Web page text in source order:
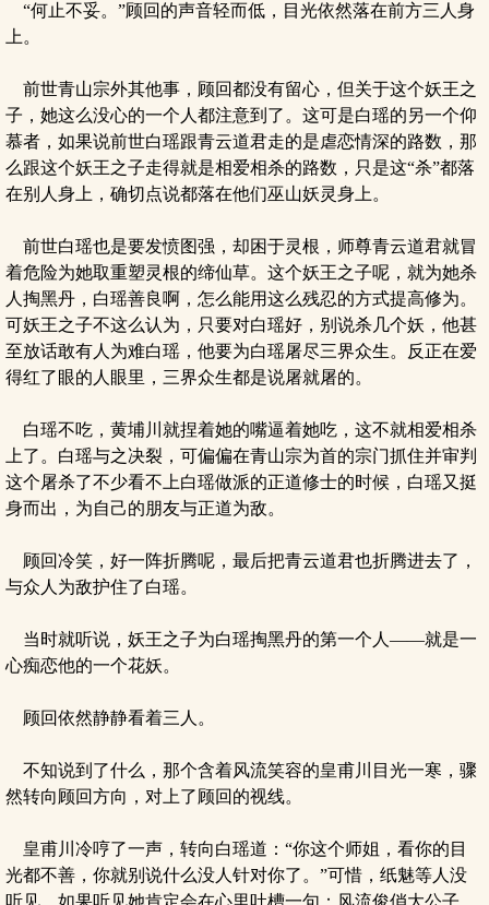
“何止不妥。”顾回的声音轻而低，目光依然落在前方三人身
上。
前世青山宗外其他事，顾回都没有留心，但关于这个妖王之
子，她这么没心的一个人都注意到了。这可是白瑶的另一个仰
慕者，如果说前世白瑶跟青云道君走的是虐恋情深的路数，那
么跟这个妖王之子走得就是相爱相杀的路数，只是这“杀”都落
在别人身上，确切点说都落在他们巫山妖灵身上。
前世白瑶也是要发愤图强，却困于灵根，师尊青云道君就冒
着危险为她取重塑灵根的缔仙草。这个妖王之子呢，就为她杀
人掏黑丹，白瑶善良啊，怎么能用这么残忍的方式提高修为。
可妖王之子不这么认为，只要对白瑶好，别说杀几个妖，他甚
至放话敢有人为难白瑶，他要为白瑶屠尽三界众生。反正在爱
得红了眼的人眼里，三界众生都是说屠就屠的。
白瑶不吃，黄埔川就捏着她的嘴逼着她吃，这不就相爱相杀
上了。白瑶与之决裂，可偏偏在青山宗为首的宗门抓住并审判
这个屠杀了不少看不上白瑶做派的正道修士的时候，白瑶又挺
身而出，为自己的朋友与正道为敌。
顾回冷笑，好一阵折腾呢，最后把青云道君也折腾进去了，
与众人为敌护住了白瑶。
当时就听说，妖王之子为白瑶掏黑丹的第一个人——就是一
心痴恋他的一个花妖。
顾回依然静静看着三人。
不知说到了什么，那个含着风流笑容的皇甫川目光一寒，骤
然转向顾回方向，对上了顾回的视线。
皇甫川冷哼了一声，转向白瑶道：“你这个师姐，看你的目
光都不善，你就别说什么没人针对你了。”可惜，纸魅等人没
听见，如果听见她肯定会在心里吐槽一句：风流俊俏大公子，